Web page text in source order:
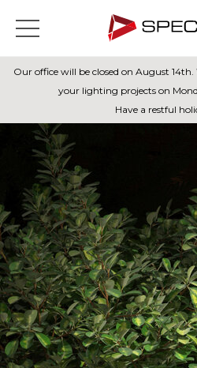
Our office will be closed on August 14th.
your lighting projects on
Have a restful